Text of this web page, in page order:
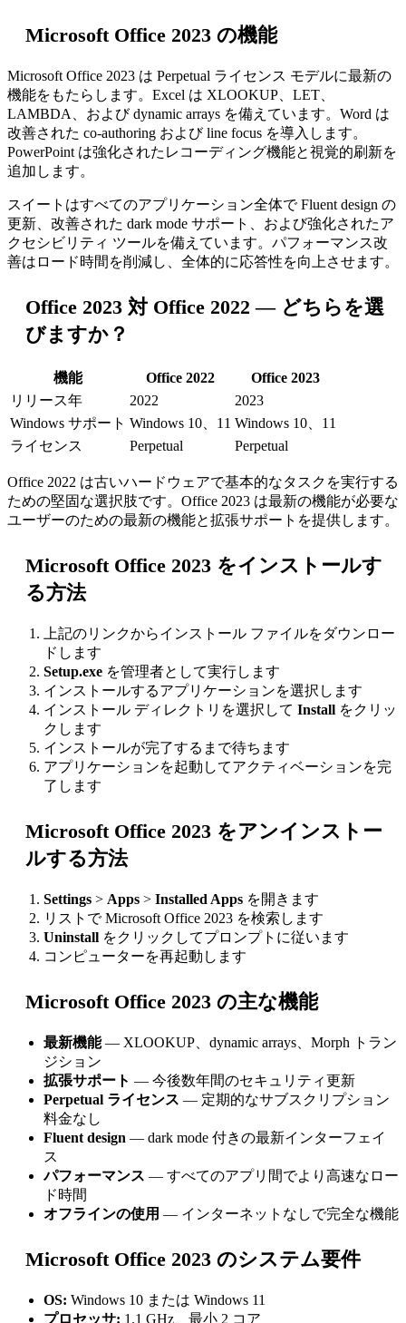
Microsoft Office 2023 の機能
Microsoft Office 2023 は Perpetual ライセンス モデルに最新の
機能をもたらします。Excel は XLOOKUP、LET、
LAMBDA、および dynamic arrays を備えています。Word は
改善された co-authoring および line focus を導入します。
PowerPoint は強化されたレコーディング機能と視覚的刷新を
追加します。
スイートはすべてのアプリケーション全体で Fluent design の
更新、改善された dark mode サポート、および強化されたア
クセシビリティ ツールを備えています。パフォーマンス改
善はロード時間を削減し、全体的に応答性を向上させます。
Office 2023 対 Office 2022 — どちらを選
びますか？
機能 Office 2022
Office 2023
リリース年
2022
2023
Windows サポート Windows 10、11 Windows 10、11
ライセンス
Perpetual Perpetual
Office 2022 は古いハードウェアで基本的なタスクを実行する
ための堅固な選択肢です。Office 2023 は最新の機能が必要な
ユーザーのための最新の機能と拡張サポートを提供します。
Microsoft Office 2023 をインストールす
る方法
上記のリンクからインストール ファイルをダウンロー
ドします
Setup.exe を管理者として実行します
インストールするアプリケーションを選択します
インストール ディレクトリを選択して Install をクリッ
クします
インストールが完了するまで待ちます
アプリケーションを起動してアクティベーションを完
了します
Microsoft Office 2023 をアンインストー
ルする方法
Settings > Apps > Installed Apps を開きます
リストで Microsoft Office 2023 を検索します
Uninstall をクリックしてプロンプトに従います
コンピューターを再起動します
Microsoft Office 2023 の主な機能
最新機能— XLOOKUP、dynamic arrays、Morph トラン
ジション
拡張サポート — 今後数年間のセキュリティ更新
Perpetual ライセンス — 定期的なサブスクリプション
料金なし
Fluent design — dark mode 付きの最新インターフェイ
ス
パフォーマンス — すべてのアプリ間でより高速なロー
ド時間
オフラインの使用 — インターネットなしで完全な機能
Microsoft Office 2023 のシステム要件
OS: Windows 10 または Windows 11
プロセッサ: 1.1 GHz、最小 2 コア